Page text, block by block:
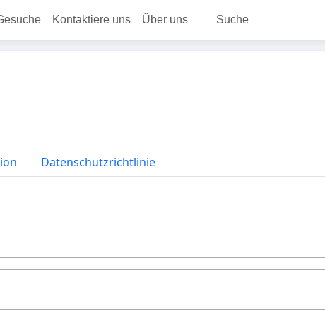
Kontaktiere uns Über uns Suche
Datenschutzrichtlinie